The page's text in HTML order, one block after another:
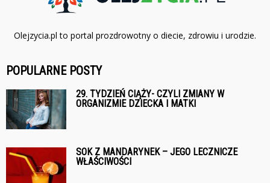
Olejzycia.pl to portal prozdrowotny o diecie, zdrowiu i urodzie.
POPULARNE POSTY
29. TYDZIEŃ CIĄŻY- CZYLI ZMIANY W
ORGANIZMIE DZIECKA I MATKI
SOK Z MANDARYNEK – JEGO LECZNICZE
WŁAŚCIWOŚCI